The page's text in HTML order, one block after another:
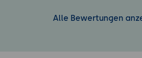
Alle Bewertungen